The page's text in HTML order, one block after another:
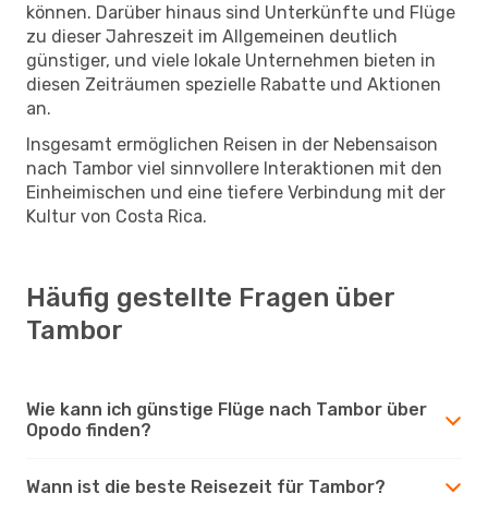
können. Darüber hinaus sind Unterkünfte und Flüge
zu dieser Jahreszeit im Allgemeinen deutlich
günstiger, und viele lokale Unternehmen bieten in
diesen Zeiträumen spezielle Rabatte und Aktionen
an.
Insgesamt ermöglichen Reisen in der Nebensaison
nach Tambor viel sinnvollere Interaktionen mit den
Einheimischen und eine tiefere Verbindung mit der
Kultur von Costa Rica.
Häufig gestellte Fragen über
Tambor
Wie kann ich günstige Flüge nach Tambor über
Opodo finden?
Wann ist die beste Reisezeit für Tambor?